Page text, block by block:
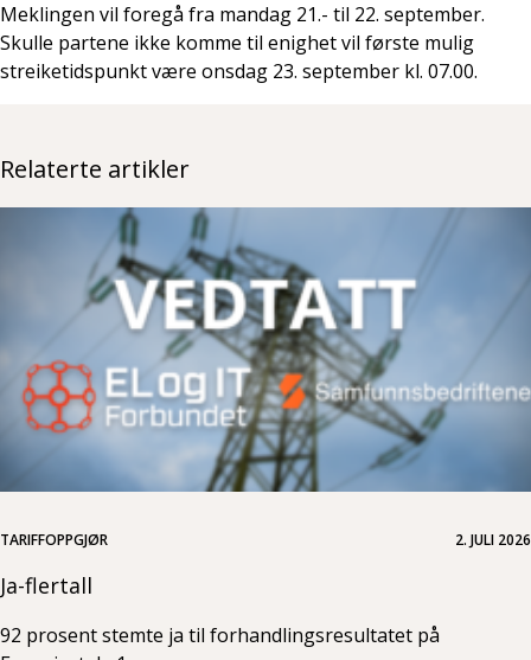
Meklingen vil foregå fra mandag 21.- til 22. september.
Skulle partene ikke komme til enighet vil første mulig
streiketidspunkt være onsdag 23. september kl. 07.00.
Relaterte artikler
TARIFFOPPGJØR 2. JULI 2026
Ja-flertall
92 prosent stemte ja til forhandlingsresultatet på